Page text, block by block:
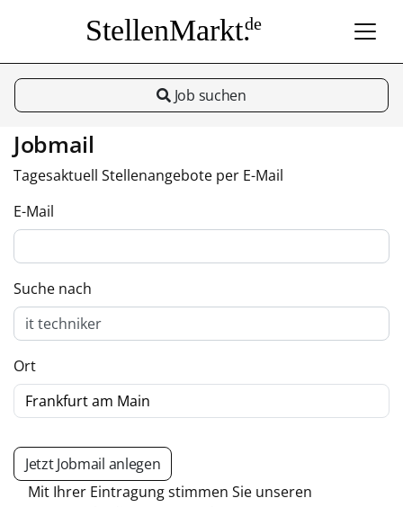
StellenMarkt.de
Job suchen
Jobmail
Tagesaktuell Stellenangebote per E-Mail
E-Mail
Suche nach
Ort
Jetzt Jobmail anlegen
Mit Ihrer Eintragung stimmen Sie unseren